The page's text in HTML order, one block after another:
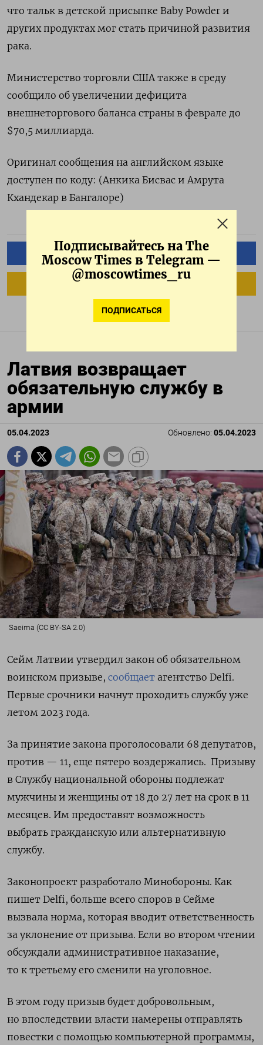
Подписывайтесь на The
Moscow Times в Telegram —
@moscowtimes_ru
ПОДПИСАТЬСЯ
что тальк в детской присыпке Baby Powder и
других продуктах мог стать причиной развития
рака.
Министерство торговли США также в среду
сообщило об увеличении дефицита
внешнеторгового баланса страны в феврале до
$70,5 миллиарда.
Оригинал сообщения на английском языке
доступен по коду: (Анкика Бисвас и Амрута
Кхандекар в Бангалоре)
ПОДПИСАТЬСЯ НА ТЕЛЕГРАМ
ПОДПИСАТЬСЯ В GOOGLE
Латвия возвращает
обязательную службу в
армии
05.04.2023 Обновлено: 05.04.2023
Saeima (CC BY-SA 2.0)
Сейм Латвии утвердил закон об обязательном
воинском призыве, сообщает агентство Delfi.
Первые срочники начнут проходить службу уже
летом 2023 года.
За принятие закона проголосовали 68 депутатов,
против — 11, еще пятеро воздержались. Призыву
в Службу национальной обороны подлежат
мужчины и женщины от 18 до 27 лет на срок в 11
месяцев. Им предоставят возможность
выбрать гражданскую или альтернативную
службу.
Законопроект разработало Минобороны. Как
пишет Delfi, больше всего споров в Сейме
вызвала норма, которая вводит ответственность
за уклонение от призыва. Если во втором чтении
обсуждали административное наказание,
то к третьему его сменили на уголовное.
В этом году призыв будет добровольным,
но впоследствии власти намерены отправлять
повестки с помощью компьютерной программы,